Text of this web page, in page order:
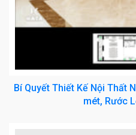
Bí Quyết Thiết Kế Nội Thất
mét, Rước